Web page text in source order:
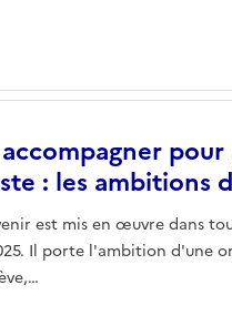
: les ambitions
est mis en œuvre dans
Il porte l'ambition d'une